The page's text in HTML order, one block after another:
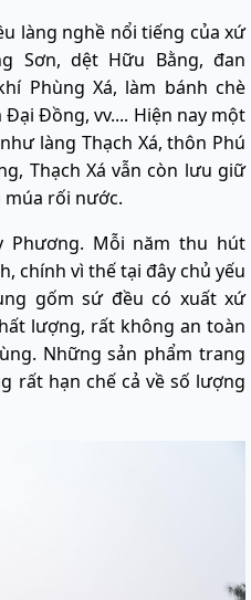
làng nghề nổi tiếng của xứ
Sơn, dệt Hữu Bằng, đan
Phùng Xá, làm bánh chè
Đại Đồng, vv.... Hiện nay một
làng Thạch Xá, thôn Phú
Thạch Xá vẫn còn lưu giữ
rối nước.
Phương. Mỗi năm thu hút
chính vì thế tại đây chủ yếu
gốm sứ đều có xuất xứ
lượng, rất không an toàn
Những sản phẩm trang
rất hạn chế cả về số lượng